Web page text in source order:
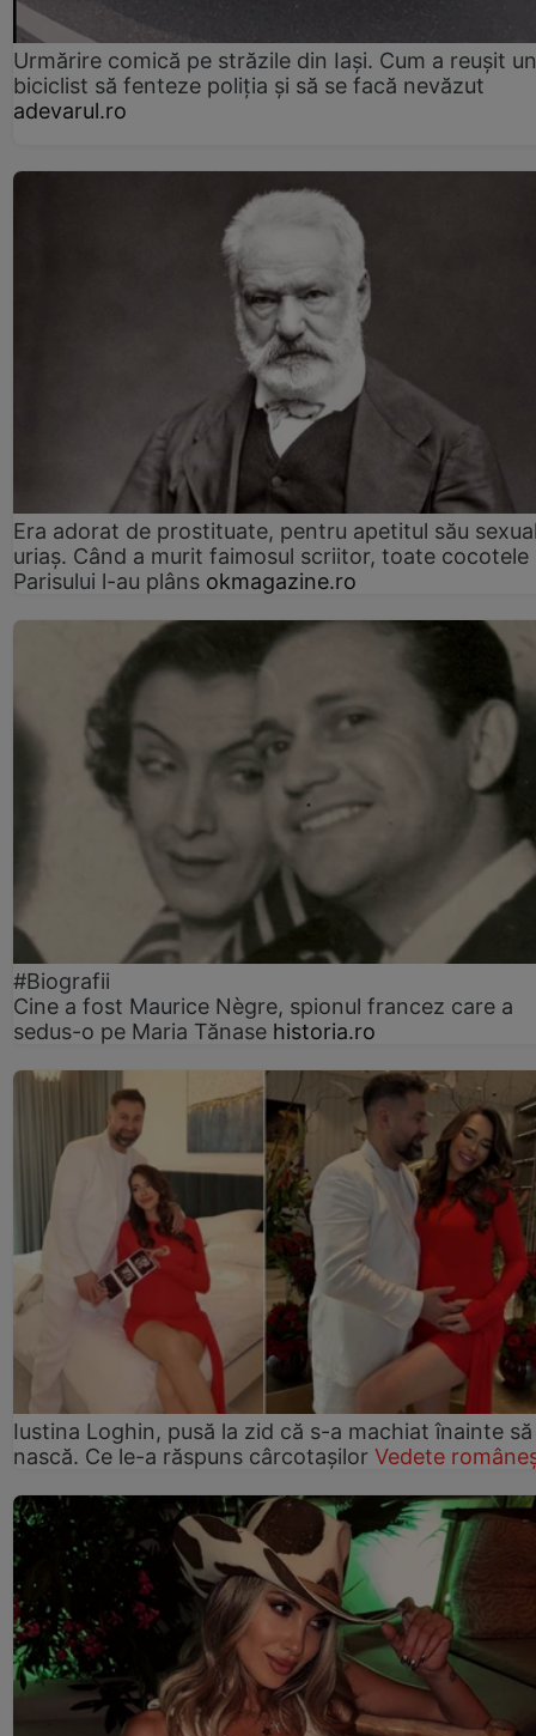
Urmărire comică pe străzile din Iași. Cum a reușit un
biciclist să fenteze poliția și să se facă nevăzut
adevarul.ro
Era adorat de prostituate, pentru apetitul său
uriaș. Când a murit faimosul scriitor, toate cocotele
Parisului l-au plâns okmagazine.ro
#Biografii
Cine a fost Maurice Nègre, spionul francez care a
sedus-o pe Maria Tănase historia.ro
Iustina Loghin, pusă la zid că s-a machiat înainte să
nască. Ce le-a răspuns cârcotașilor Vedete